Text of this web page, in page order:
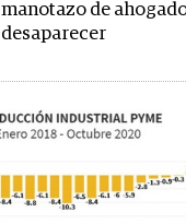
manotazo de
desaparecer